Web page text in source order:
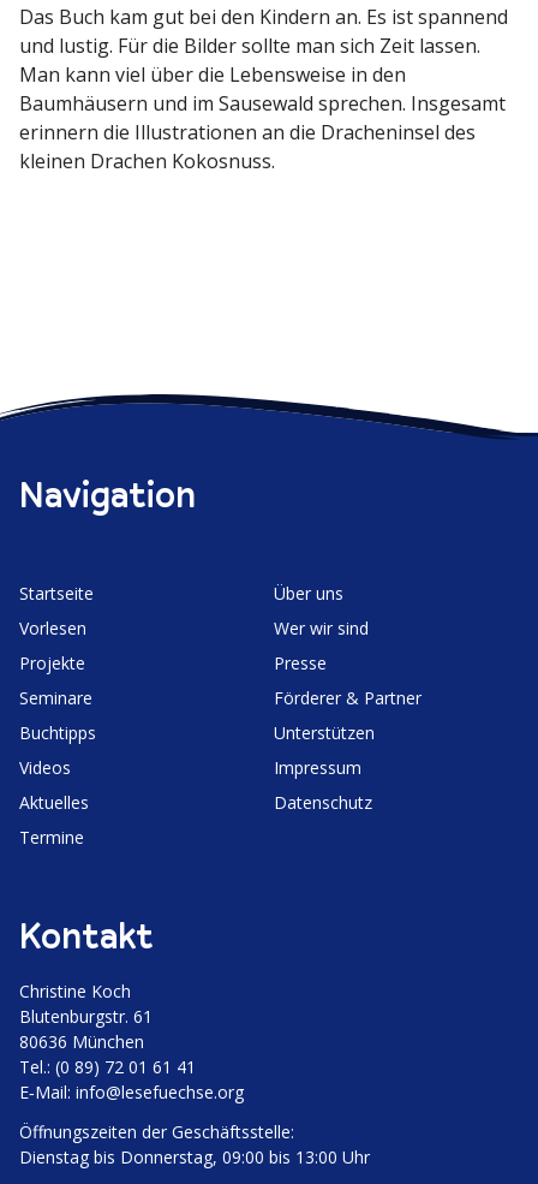
Das Buch kam gut bei den Kindern an. Es ist spannend
und lustig. Für die Bilder sollte man sich Zeit lassen.
Man kann viel über die Lebens­weise in den
Baumhäusern und im Sausewald sprechen. Insgesamt
erinnern die Illus­tra­tionen an die Drachen­insel des
kleinen Drachen Kokosnuss.
Navigation
Start­seite
Vorlesen
Projekte
Seminare
Buchtipps
Videos
Aktuelles
Termine
Über uns
Wer wir sind
Presse
Förderer & Partner
Unter­stützen
Impressum
Daten­schutz
Kontakt
Christine Koch
Bluten­burgstr. 61
80636 München
Tel.: (0 89) 72 01 61 41
E‑Mail: info@lesefuechse.org
Öffnungs­zeiten der Geschäftsstelle:
Dienstag bis Donnerstag, 09:00 bis 13:00 Uhr